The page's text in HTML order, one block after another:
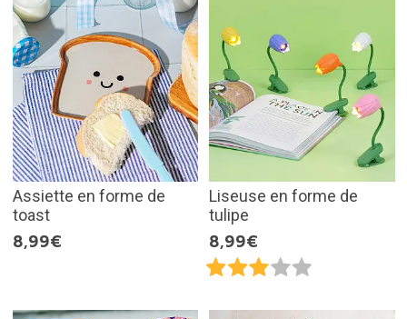
Assiette en forme de
toast
8,99€
Liseuse en forme de
tulipe
8,99€